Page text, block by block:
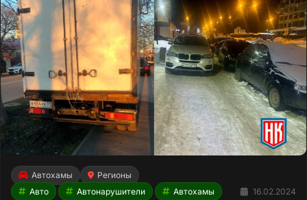
Автохамы
Регионы
Авто
Автонарушители Автохамы 16.02.2024